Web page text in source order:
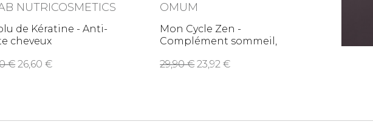
NUTRICOSMETICS
de Kératine - Anti-
cheveux
26,60
OMUM
Mon Cycle Zen -
Complément sommeil,
29,90 23,92